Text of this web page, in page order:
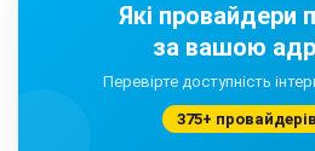
Які провайдери
за вашою
Перевірте доступність
375+